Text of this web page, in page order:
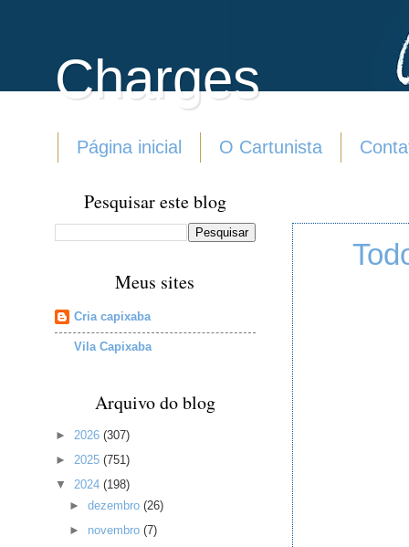
Charges
Página inicial O Cartunista
Pesquisar este blog
Meus sites
Cria capixaba
Vila Capixaba
Arquivo do blog
► 2026 (307)
► 2025 (751)
▼ 2024 (198)
►dezembro(26)
► novembro(7)